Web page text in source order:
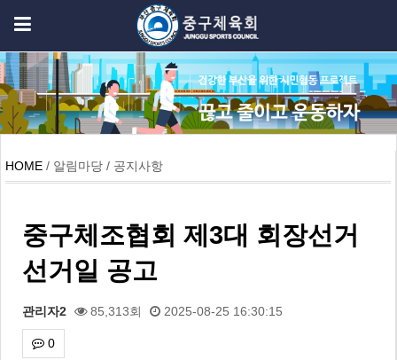
HOME / 알림마당 / 공지사항
중구체조협회 제3대 회장선거
선거일 공고
관리자2 85,313회 2025-08-25 16:30:15
0